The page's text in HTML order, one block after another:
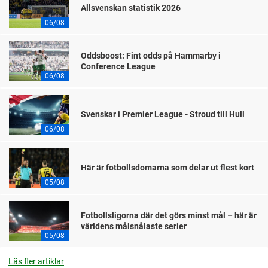
06/08
Allsvenskan statistik 2026
06/08
Oddsboost: Fint odds på Hammarby i
Conference League
06/08
Svenskar i Premier League - Stroud till Hull
05/08
Här är fotbollsdomarna som delar ut flest kort
05/08
Fotbollsligorna där det görs minst mål – här är
världens målsnålaste serier
Läs fler artiklar